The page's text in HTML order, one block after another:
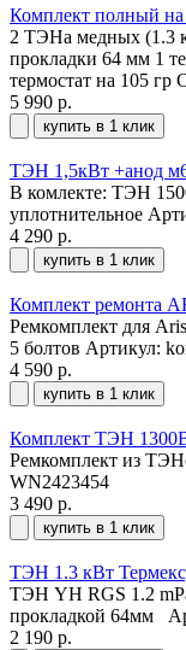
Комплект полный на
2 ТЭНа медных (1.3
прокладки 64 мм 1
термостат на 105 гр
5 990 р.
купить в 1 клик
ТЭН 1,5кВт +анод
В комлекте: ТЭН
уплотнительное
4 290 р.
купить в 1 клик
Комплект ремонта
Ремкомплект для
5 болтов Артикул:
4 590 р.
купить в 1 клик
Комплект ТЭН
Ремкомплект из
WN2423454
3 490 р.
купить в 1 клик
ТЭН 1.3 кВт
ТЭН YH RGS 1.2
прокладкой 64мм
2 190 р.